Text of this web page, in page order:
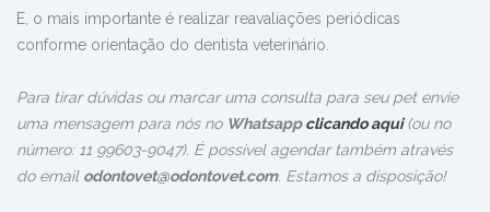
E, o mais importante é realizar reavaliações periódicas
conforme orientação do dentista veterinário.
Para tirar dúvidas ou marcar uma consulta para seu pet envie
uma mensagem para nós no Whatsappclicando aqui (ou no
número: 11 99603-9047). É possível agendar também através
do email odontovet@odontovet.com. Estamos a disposição!